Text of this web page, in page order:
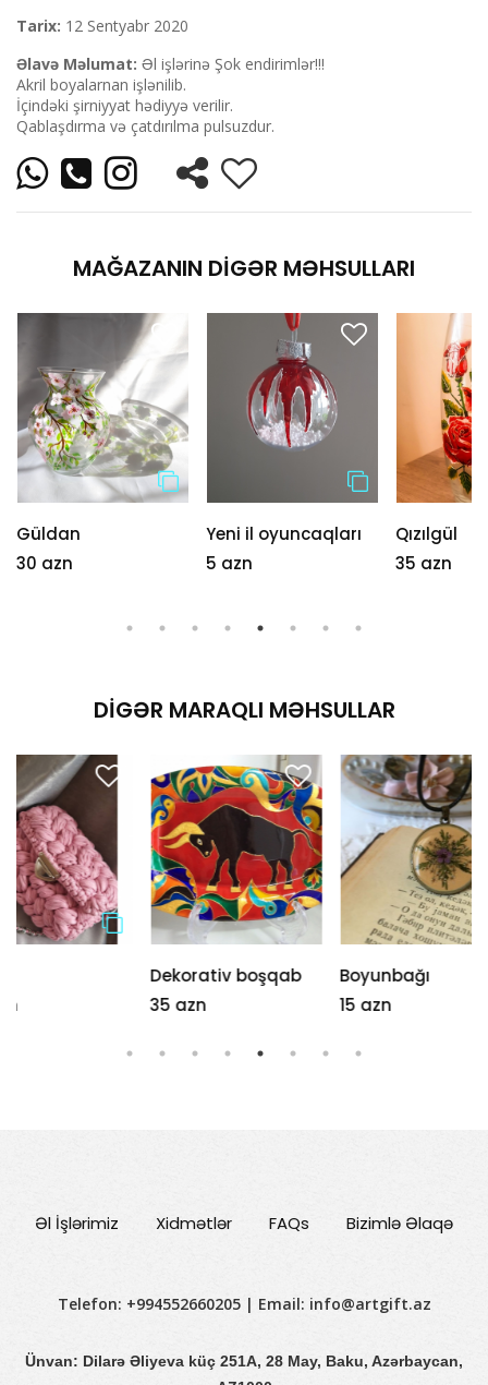
Tarix: 12 Sentyabr 2020
Əlavə Məlumat: Əl işlərinə Şok endirimlər!!!
Akril boyalarnan işlənilib.
İçindəki şirniyyat hədiyyə verilir.
Qablaşdırma və çatdırılma pulsuzdur.
MAĞAZANIN DIGƏR MƏHSULLARI
Güldan
30 azn
Yeni il oyuncaqları
5 azn
Qızılgül
35 azn
DIGƏR MARAQLI MƏHSULLAR
Dekorativ boşqab
Boyunbağı
Maral
Əl İşlərimiz Xidmətlər FAQs Bizimlə Əlaqə
Telefon: +994552660205 | Email: info@artgift.az
Ünvan: Dilarə Əliyeva küç 251A, 28 May, Baku, Azərbaycan,